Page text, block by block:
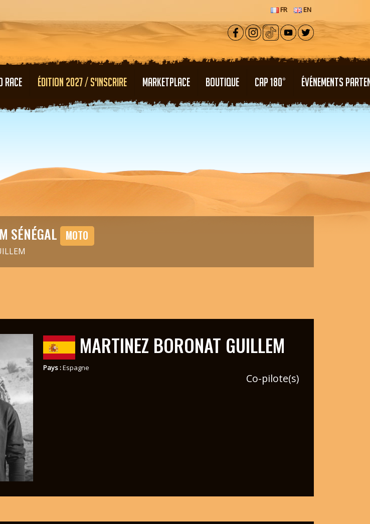
FR EN
RACE ÉDITION 2027 / S'INSCRIRE MARKETPLACE BOUTIQUE CAP 180° ÉVÉNEMENTS
SÉNÉGAL MOTO
MARTINEZ BORONAT GUILLEM
Pays :Espagne
Co-pilote(s)